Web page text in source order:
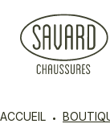
ACCUEIL